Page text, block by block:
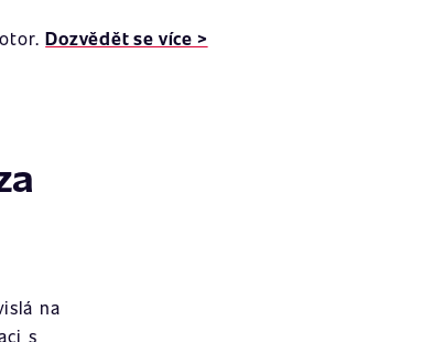
Dozvědět se více >
na
s